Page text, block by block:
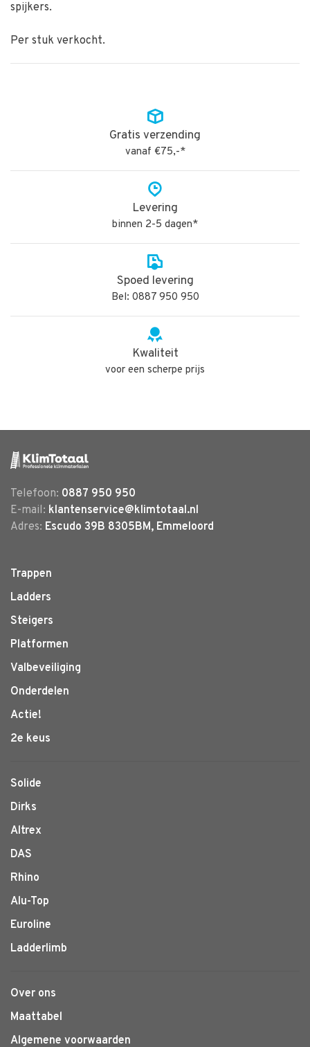
spijkers.
Per stuk verkocht.
Gratis verzending
vanaf €75,-*
Levering
binnen 2-5 dagen*
Spoed levering
Bel: 0887 950 950
Kwaliteit
voor een scherpe prijs
Telefoon: 0887 950 950
E-mail: klantenservice@klimtotaal.nl
Adres: Escudo 39B 8305BM, Emmeloord
Trappen
Ladders
Steigers
Platformen
Valbeveiliging
Onderdelen
Actie!
2e keus
Solide
Dirks
Altrex
DAS
Rhino
Alu-Top
Euroline
Ladderlimb
Over ons
Maattabel
Algemene voorwaarden